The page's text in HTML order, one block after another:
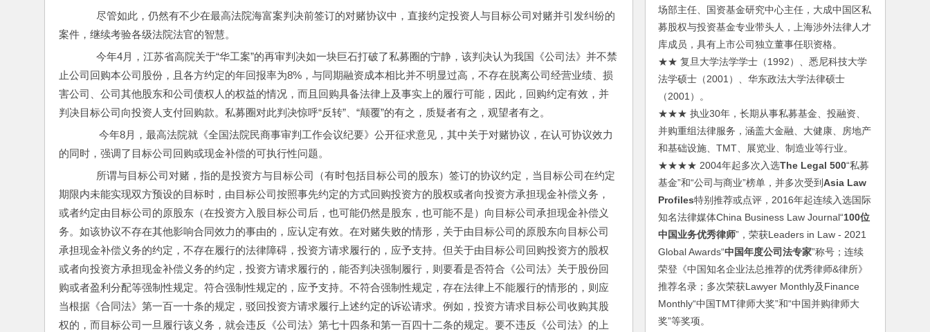
尽管如此，仍然有不少在最高法院海富案判决前签订的对赌协议中，直接约定投资人与目标公司对赌并引发纠纷的
案件，继续考验各级法院法官的智慧。
今年4月，江苏省高院关于“华工案”的再审判决如一块巨石打破了私募圈的宁静，该判决认为我国《公司法》并不禁
止公司回购本公司股份，且各方约定的年回报率为8%，与同期融资成本相比并不明显过高，不存在脱离公司经营业绩、损
害公司、公司其他股东和公司债权人的权益的情况，而且回购具备法律上及事实上的履行可能，因此，回购约定有效，并
判决目标公司向投资人支付回购款。私募圈对此判决惊呼“反转”、“颠覆”的有之，质疑者有之，观望者有之。
今年8月，最高法院就《全国法院民商事审判工作会议纪要》公开征求意见，其中关于对赌协议，在认可协议效力
的同时，强调了目标公司回购或现金补偿的可执行性问题。
所谓与目标公司对赌，指的是投资方与目标公司（有时包括目标公司的股东）签订的协议约定，当目标公司在约定
期限内未能实现双方预设的目标时，由目标公司按照事先约定的方式回购投资方的股权或者向投资方承担现金补偿义务，
或者约定由目标公司的原股东（在投资方入股目标公司后，也可能仍然是股东，也可能不是）向目标公司承担现金补偿义
务。如该协议不存在其他影响合同效力的事由的，应认定有效。在对赌失败的情形，关于由目标公司的原股东向目标公司
承担现金补偿义务的约定，不存在履行的法律障碍，投资方请求履行的，应予支持。但关于由目标公司回购投资方的股权
或者向投资方承担现金补偿义务的约定，投资方请求履行的，能否判决强制履行，则要看是否符合《公司法》关于股份回
购或者盈利分配等强制性规定。符合强制性规定的，应予支持。不符合强制性规定，存在法律上不能履行的情形的，则应
当根据《合同法》第一百一十条的规定，驳回投资方请求履行上述约定的诉讼请求。例如，投资方请求目标公司收购其股
权的，而目标公司一旦履行该义务，就会违反《公司法》第七十四条和第一百四十二条的规定。要不违反《公司法》的上
场部主任、国资基金研究中心主任，大成中国区私
募股权与投资基金专业带头人，上海涉外法律人才
库成员，具有上市公司独立董事任职资格。
★★ 复旦大学法学学士（1992）、悉尼科技大学
法学硕士（2001）、华东政法大学法律硕士
（2001）。
★★★ 执业30年，长期从事私募基金、投融资、
并购重组法律服务，涵盖大金融、大健康、房地产
和基础设施、TMT、展览业、制造业等行业。
★★★★ 2004年起多次入选The Legal 500“私募
基金”和“公司与商业”榜单，并多次受到Asia Law
Profiles特别推荐或点评，2016年起连续入选国际
知名法律媒体China Business Law Journal“100位
中国业务优秀律师”，荣获Leaders in Law - 2021
Global Awards“中国年度公司法专家”称号；连续
荣登《中国知名企业法总推荐的优秀律师&律所》
推荐名录；多次荣获Lawyer Monthly及Finance
Monthly“中国TMT律师大奖”和“中国并购律师大
奖”等奖项。